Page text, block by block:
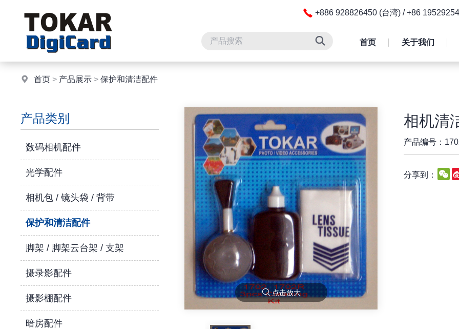
首页 关于我们
+886 928826450 (台湾) / +86
首页 > 产品展示 >保护和清洁配件
产品类别
数码相机配件
光学配件
相机包 / 镜头袋 / 背带
保护和清洁配件
脚架 / 脚架云台架 / 支架
摄录影配件
摄影棚配件
暗房配件
点击放大
相机清
产品编号：
分享到：